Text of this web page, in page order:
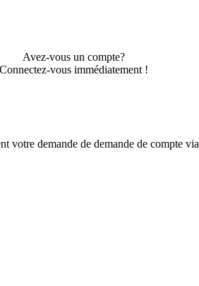
Avez-vous un compte?
Connectez-vous immédiatement !
votre demande de demande de compte via